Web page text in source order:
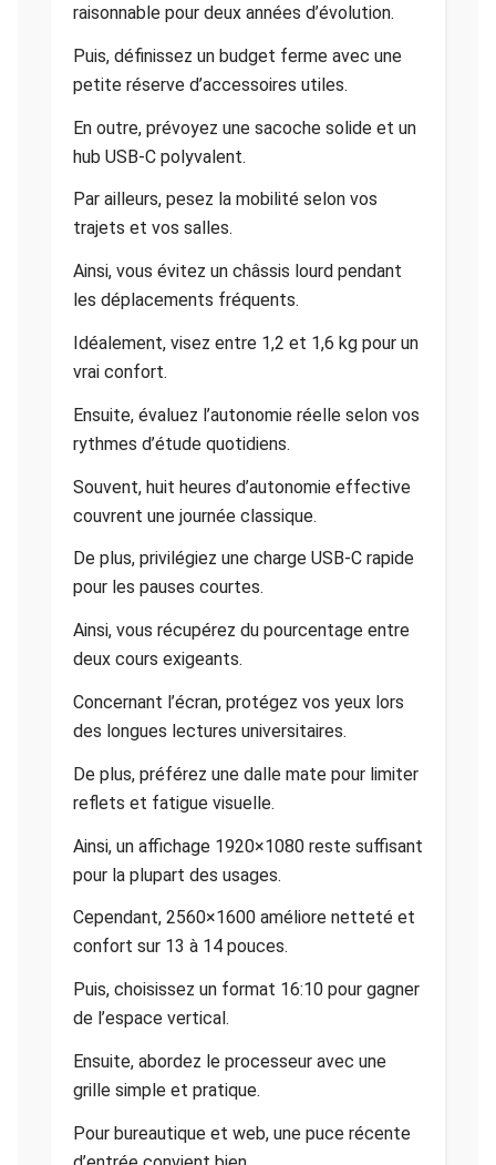
raisonnable pour deux années d’évolution.
Puis, définissez un budget ferme avec une
petite réserve d’accessoires utiles.
En outre, prévoyez une sacoche solide et un
hub USB-C polyvalent.
Par ailleurs, pesez la mobilité selon vos
trajets et vos salles.
Ainsi, vous évitez un châssis lourd pendant
les déplacements fréquents.
Idéalement, visez entre 1,2 et 1,6 kg pour un
vrai confort.
Ensuite, évaluez l’autonomie réelle selon vos
rythmes d’étude quotidiens.
Souvent, huit heures d’autonomie effective
couvrent une journée classique.
De plus, privilégiez une charge USB-C rapide
pour les pauses courtes.
Ainsi, vous récupérez du pourcentage entre
deux cours exigeants.
Concernant l’écran, protégez vos yeux lors
des longues lectures universitaires.
De plus, préférez une dalle mate pour limiter
reflets et fatigue visuelle.
Ainsi, un affichage 1920×1080 reste suffisant
pour la plupart des usages.
Cependant, 2560×1600 améliore netteté et
confort sur 13 à 14 pouces.
Puis, choisissez un format 16:10 pour gagner
de l’espace vertical.
Ensuite, abordez le processeur avec une
grille simple et pratique.
Pour bureautique et web, une puce récente